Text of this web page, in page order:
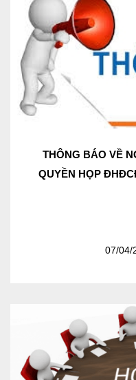
THÔNG BÁO VỀ
QUYỀN HỌP
07/04/